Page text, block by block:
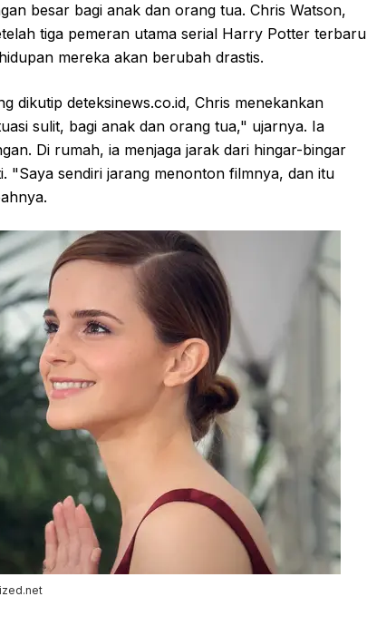
besar bagi anak dan orang tua. Chris Watson,
tiga pemeran utama serial Harry Potter terbaru
mereka akan berubah drastis.
dikutip deteksinews.co.id, Chris menekankan
sulit, bagi anak dan orang tua," ujarnya. Ia
Di rumah, ia menjaga jarak dari hingar-bingar
"Saya sendiri jarang menonton filmnya, dan itu